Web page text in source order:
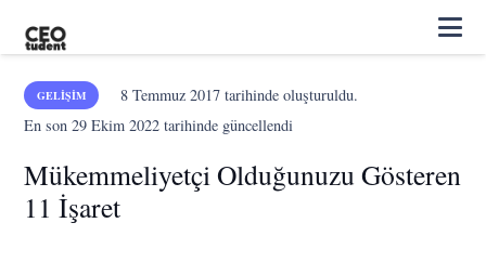
GELIŞIM 8 Temmuz 2017tarihinde oluşturuldu.
En son29 Ekim 2022 tarihinde güncellendi
Mükemmeliyetçi Olduğunuzu Gösteren
11 İşaret